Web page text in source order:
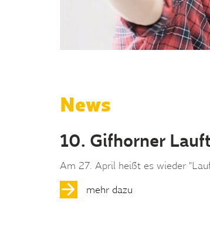
News
10. Gifhorner
Am 27. April heißt es wieder
mehr dazu